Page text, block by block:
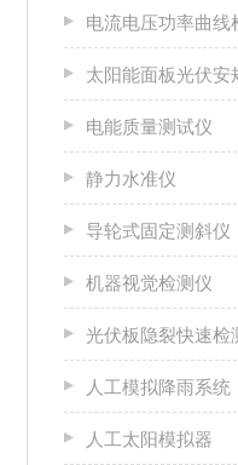
电流电压功率曲线
太阳能面板光伏安
电能质量测试仪
静力水准仪
导轮式固定测斜仪
机器视觉检测仪
光伏板隐裂快速检
人工模拟降雨系统
人工太阳模拟器